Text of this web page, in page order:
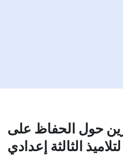
حول الحفاظ على
الثالثة إعدادي